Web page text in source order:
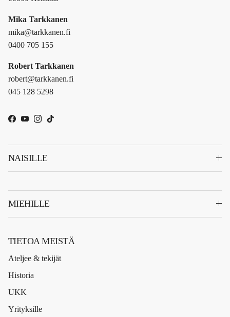
Mika Tarkkanen
mika@tarkkanen.fi
0400 705 155
Robert Tarkkanen
robert@tarkkanen.fi
045 128 5298
Facebook
YouTube
Instagram
TikTok
NAISILLE
MIEHILLE
TIETOA MEISTÄ
Ateljee & tekijät
Historia
UKK
Yrityksille